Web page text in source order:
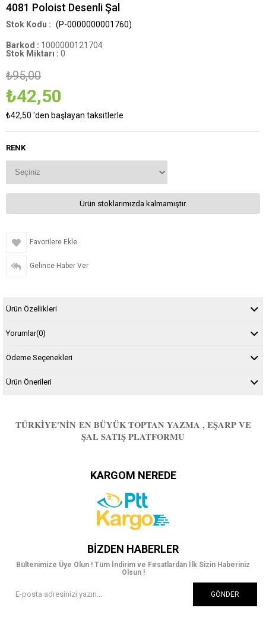
4081 Poloist Desenli Şal
(P-0000000001760)
Barkod : 1000000121704
Stok Miktarı : 0
₺95,00
₺42,50
₺42,50 'den başlayan taksitlerle
RENK
Ürün stoklarımızda kalmamıştır.
Favorilere Ekle
Gelince Haber Ver
Ürün Özellikleri
Yorumlar(0)
Ödeme Seçenekleri
Ürün Önerileri
TÜRKIYE'NIN EN BÜYÜK TOPTAN YAZMA , EŞARP VE
ŞAL SATIŞ PLATFORMU
KARGOM NEREDE
BIZDEN HABERLER
Bültenimize Üye Olun ! Tüm İndirim ve Fırsatlardan İlk Sizin Haberiniz
Olsun !
GÖNDER